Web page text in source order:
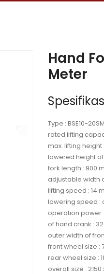
Hand
Meter
Type : BSE10-20SM
rated lifting
max. lifting height
lowered height of
fork length : 900
adjustable width
lifting speed : 14
lowering speed :
operation power
of hand crank :
outer width of
front wheel size :
rear wheel size :
overall size : 2150